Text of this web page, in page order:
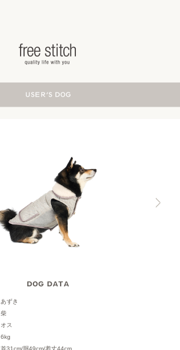
あずき
柴
オス
6kg
首31cm/胴49cm/着丈44cm